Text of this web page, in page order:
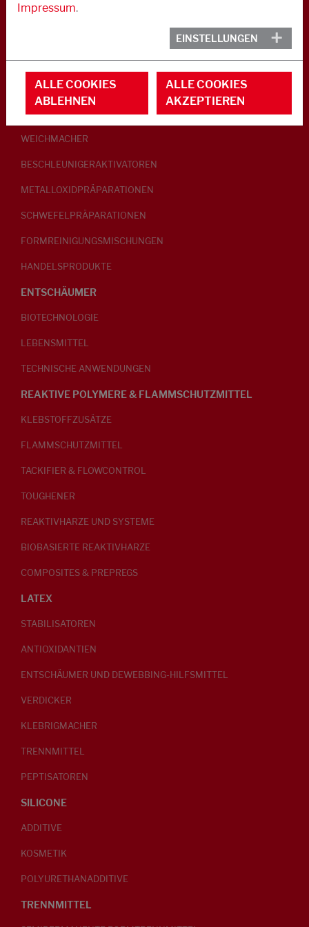
GLEITMITTEL
PEPTISATOREN
KLEBRIGMACHER / HOMOGENISATOREN
WEICHMACHER
BESCHLEUNIGERAKTIVATOREN
METALLOXIDPRÄPARATIONEN
SCHWEFELPRÄPARATIONEN
FORMREINIGUNGSMISCHUNGEN
HANDELSPRODUKTE
ENTSCHÄUMER
BIOTECHNOLOGIE
LEBENSMITTEL
TECHNISCHE ANWENDUNGEN
REAKTIVE POLYMERE & FLAMMSCHUTZMITTEL
KLEBSTOFFZUSÄTZE
FLAMMSCHUTZMITTEL
TACKIFIER & FLOWCONTROL
TOUGHENER
REAKTIVHARZE UND SYSTEME
BIOBASIERTE REAKTIVHARZE
COMPOSITES & PREPREGS
LATEX
STABILISATOREN
ANTIOXIDANTIEN
ENTSCHÄUMER UND DEWEBBING-HILFSMITTEL
VERDICKER
KLEBRIGMACHER
TRENNMITTEL
PEPTISATOREN
SILICONE
ADDITIVE
KOSMETIK
POLYURETHANADDITIVE
TRENNMITTEL
Impressum.
EINSTELLUNGEN
ALLE COOKIES
ABLEHNEN
ALLE COOKIES
AKZEPTIEREN